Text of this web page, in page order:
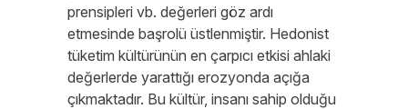
prensipleri vb. değerleri göz ardı
etmesinde başrolü üstlenmiştir. Hedonist
tüketim kültürünün en çarpıcı etkisi ahlaki
değerlerde yarattığı erozyonda açığa
çıkmaktadır. Bu kültür, insanı sahip olduğu